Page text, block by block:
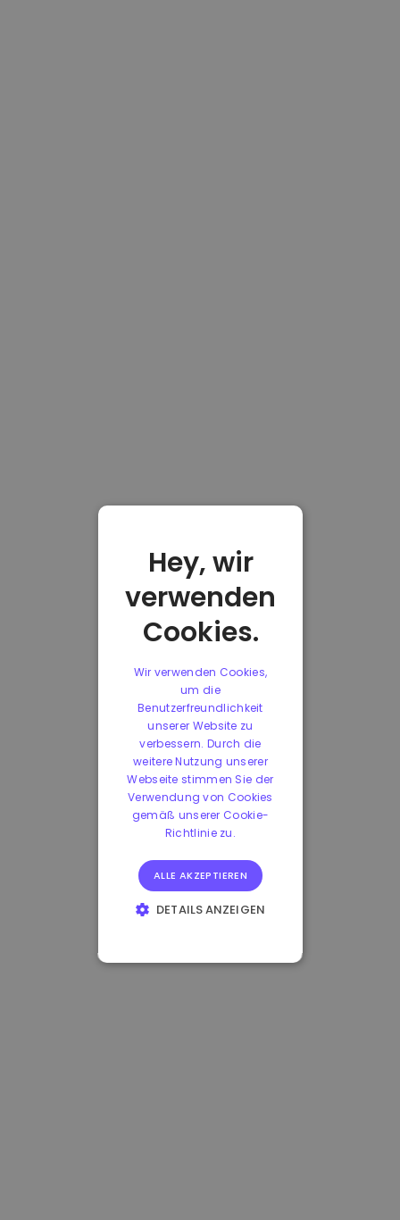
Hey, wir
verwenden
Cookies.
Wir verwenden Cookies,
um die
Benutzerfreundlichkeit
unserer Website zu
verbessern. Durch die
weitere Nutzung unserer
Webseite stimmen Sie der
Verwendung von Cookies
gemäß unserer Cookie-
Richtlinie zu.
ALLE AKZEPTIEREN
DETAILS ANZEIGEN